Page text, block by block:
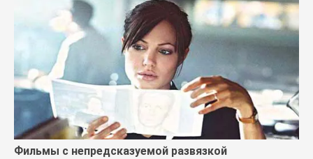
Фильмы с непредсказуемой развязкой